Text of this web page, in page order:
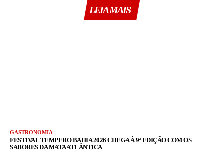
LEIA MAIS
GASTRONOMIA
FESTIVAL TEMPERO BAHIA 2026 CHEGA À 9ª EDIÇÃO COM OS
SABORES DA MATA ATLÂNTICA